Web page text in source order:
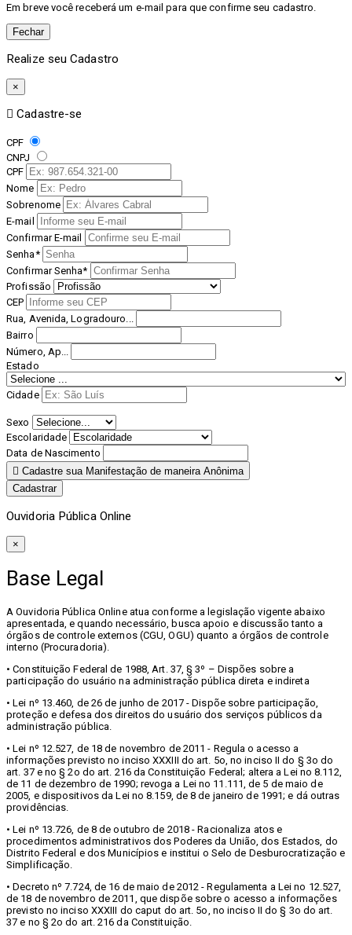
Em breve você receberá um e-mail para que confirme seu cadastro.
Fechar
Realize seu Cadastro
×
Cadastre-se
CPF
CNPJ
CPF
Nome
Sobrenome
E-mail
Confirmar E-mail
Senha*
Confirmar Senha*
Profissão
CEP
Rua, Avenida, Logradouro...
Bairro
Número, Ap...
Estado
Cidade
Sexo
Escolaridade
Data de Nascimento
Cadastre sua Manifestação de maneira Anônima
Cadastrar
Ouvidoria Pública Online
×
Base Legal
A Ouvidoria Pública Online atua conforme a legislação vigente abaixo
apresentada, e quando necessário, busca apoio e discussão tanto a
órgãos de controle externos (CGU, OGU) quanto a órgãos de controle
interno (Procuradoria).
• Constituição Federal de 1988, Art. 37, § 3º – Dispões sobre a
participação do usuário na administração pública direta e indireta
• Lei nº 13.460, de 26 de junho de 2017 - Dispõe sobre participação,
proteção e defesa dos direitos do usuário dos serviços públicos da
administração pública.
• Lei nº 12.527, de 18 de novembro de 2011 - Regula o acesso a
informações previsto no inciso XXXIII do art. 5o, no inciso II do § 3o do
art. 37 e no § 2o do art. 216 da Constituição Federal; altera a Lei no 8.112,
de 11 de dezembro de 1990; revoga a Lei no 11.111, de 5 de maio de
2005, e dispositivos da Lei no 8.159, de 8 de janeiro de 1991; e dá outras
providências.
• Lei nº 13.726, de 8 de outubro de 2018 - Racionaliza atos e
procedimentos administrativos dos Poderes da União, dos Estados, do
Distrito Federal e dos Municípios e institui o Selo de Desburocratização e
Simplificação.
• Decreto nº 7.724, de 16 de maio de 2012 - Regulamenta a Lei no 12.527,
de 18 de novembro de 2011, que dispõe sobre o acesso a informações
previsto no inciso XXXIII do caput do art. 5o, no inciso II do § 3o do art.
37 e no § 2o do art. 216 da Constituição.